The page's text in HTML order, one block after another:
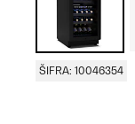
ŠIFRA: 10046354